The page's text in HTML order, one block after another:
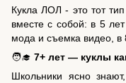
Кукла ЛОЛ - это тот
вместе с собой: в 5
мода и съемка видео, в
🧑‍🎓 7+ лет — куклы
Школьники ясно